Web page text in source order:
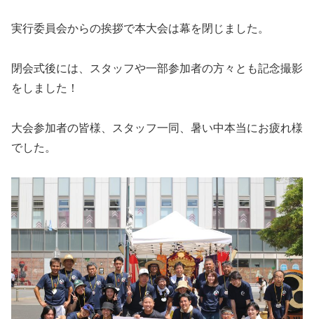
実行委員会からの挨拶で本大会は幕を閉じました。
閉会式後には、スタッフや一部参加者の方々とも記念撮影
をしました！
大会参加者の皆様、スタッフ一同、暑い中本当にお疲れ様
でした。